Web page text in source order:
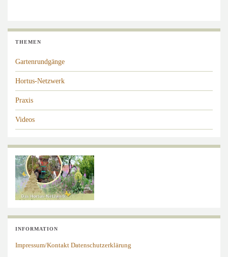
THEMEN
Gartenrundgänge
Hortus-Netzwerk
Praxis
Videos
INFORMATION
Impressum/Kontakt Datenschutzerklärung